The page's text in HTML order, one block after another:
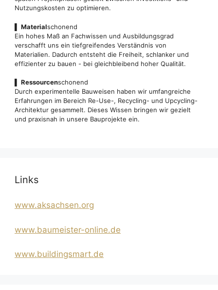
Nutzungskosten zu optimieren.
Materialschonend
Ein hohes Maß an Fachwissen und Ausbildungsgrad
verschafft uns ein tiefgreifendes Verständnis von
Materialien. Dadurch entsteht die Freiheit, schlanker und
effizienter zu bauen - bei gleichbleibend hoher Qualität.
Ressourcenschonend
Durch experimentelle Bauweisen haben wir umfangreiche
Erfahrungen im Bereich Re-Use-, Recycling- und Upcycling-
Architektur gesammelt. Dieses Wissen bringen wir gezielt
und praxisnah in unsere Bauprojekte ein.
Links
www.aksachsen.org
www.baumeister-online.de
www.buildingsmart.de